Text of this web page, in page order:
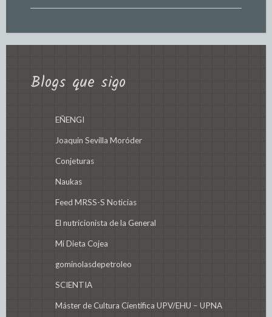
Blogs que sigo
EÑENGI
Joaquin Sevilla Moróder
Conjeturas
Naukas
Feed MRSS-S Noticias
El nutricionista de la General
Mi Dieta Cojea
gominolasdepetroleo
SCIENTIA
Máster de Cultura Científica UPV/EHU – UPNA